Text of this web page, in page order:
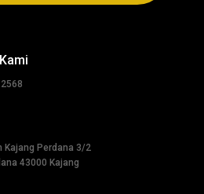
Kajang Perdana 3/2
43000 Kajang